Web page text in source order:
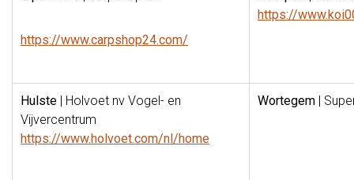
https://www.carpshop24.com/
https://
Hulste | Holvoet nv Vogel- en
Vijvercentrum
https://www.holvoet.com/nl/home
Wortegem |